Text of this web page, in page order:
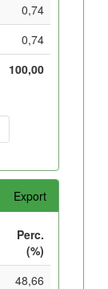
0,74
0,74
100,00
Export
Perc.
(%)
48,66